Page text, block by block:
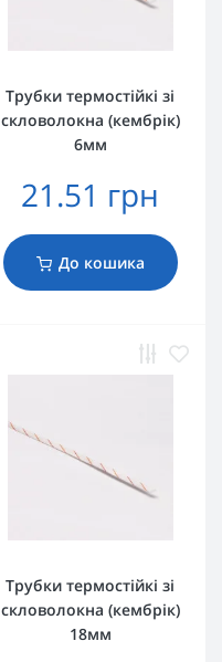
Трубки термостійкі зі
скловолокна (кембрік)
6мм
21.51 грн
До кошика
Трубки термостійкі зі
скловолокна (кембрік)
18мм